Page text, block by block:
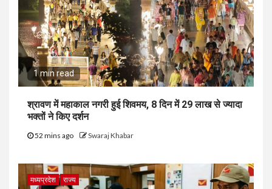
1 min read
श्रावण में महाकाल नगरी हुई शिवमय, 8 दिन में 29 लाख से ज्यादा
भक्तों ने किए दर्शन
52 mins ago Swaraj Khabar
मध्यप्रदेश राज्य